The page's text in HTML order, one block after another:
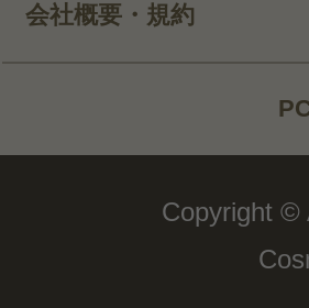
会社概要・規約
Copyright ©